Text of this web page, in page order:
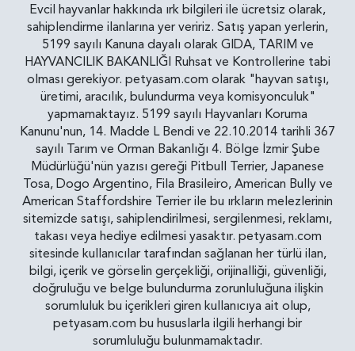
Evcil hayvanlar hakkında ırk bilgileri ile ücretsiz olarak,
sahiplendirme ilanlarına yer veririz. Satış yapan yerlerin,
5199 sayılı Kanuna dayalı olarak GIDA, TARIM ve
HAYVANCILIK BAKANLIĞI Ruhsat ve Kontrollerine tabi
olması gerekiyor. petyasam.com olarak "hayvan satışı,
üretimi, aracılık, bulundurma veya komisyonculuk"
yapmamaktayız. 5199 sayılı Hayvanları Koruma
Kanunu'nun, 14. Madde L Bendi ve 22.10.2014 tarihli 367
sayılı Tarım ve Orman Bakanlığı 4. Bölge İzmir Şube
Müdürlüğü'nün yazısı gereği Pitbull Terrier, Japanese
Tosa, Dogo Argentino, Fila Brasileiro, American Bully ve
American Staffordshire Terrier ile bu ırkların melezlerinin
sitemizde satışı, sahiplendirilmesi, sergilenmesi, reklamı,
takası veya hediye edilmesi yasaktır. petyasam.com
sitesinde kullanıcılar tarafından sağlanan her türlü ilan,
bilgi, içerik ve görselin gerçekliği, orijinalliği, güvenliği,
doğruluğu ve belge bulundurma zorunluluğuna ilişkin
sorumluluk bu içerikleri giren kullanıcıya ait olup,
petyasam.com bu hususlarla ilgili herhangi bir
sorumluluğu bulunmamaktadır.